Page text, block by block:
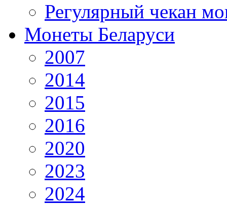
Регулярный чекан
Монеты Беларуси
2007
2014
2015
2016
2020
2023
2024